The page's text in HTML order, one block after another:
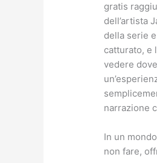
gratis
dell’artista
della serie
catturato, e
vedere
narrazione
In un
non fare,